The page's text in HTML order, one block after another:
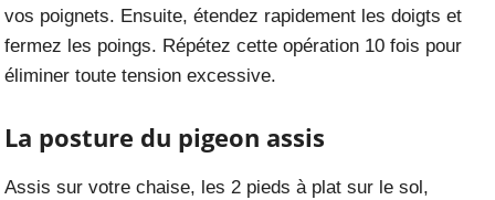
vos poignets. Ensuite, étendez rapidement les doigts et
fermez les poings. Répétez cette opération 10 fois pour
éliminer toute tension excessive.
La posture du pigeon assis
Assis sur votre chaise, les 2 pieds à plat sur le sol,